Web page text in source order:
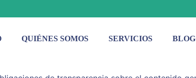
QUIÉNES SOMOS SERVICIOS BLOG